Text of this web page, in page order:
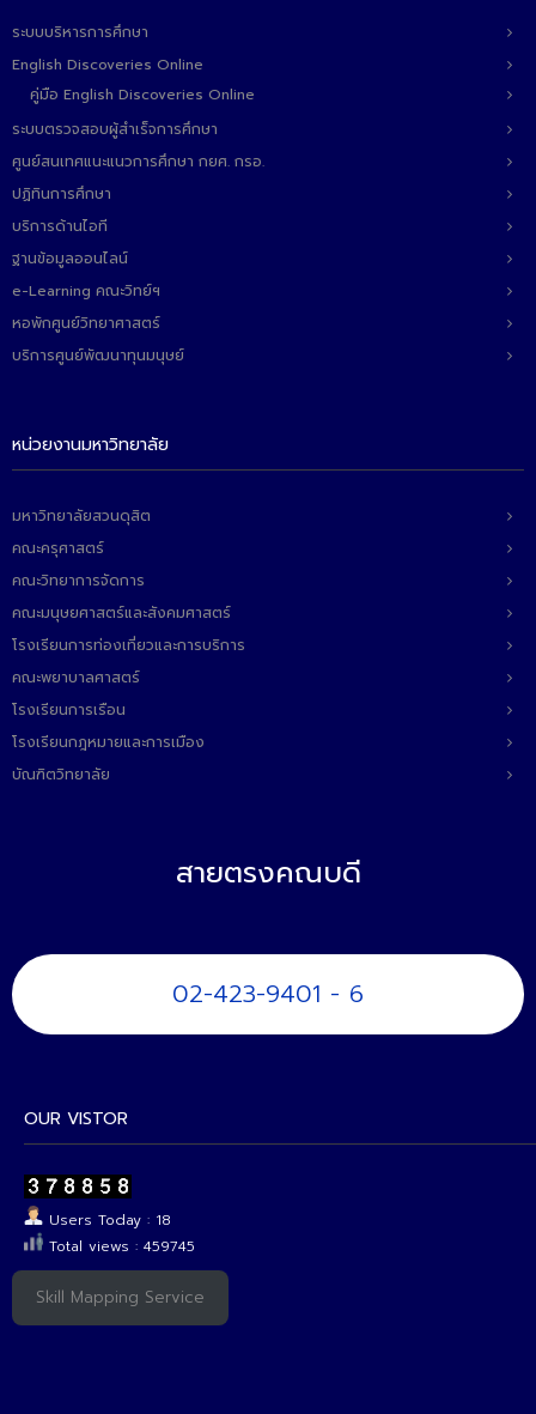
ระบบบริหารการศึกษา
English Discoveries Online
คู่มือ English Discoveries Online
ระบบตรวจสอบผู้สำเร็จการศึกษา
ศูนย์สนเทศแนะแนวการศึกษา กยศ. กรอ.
ปฏิทินการศึกษา
บริการด้านไอที
ฐานข้อมูลออนไลน์
e-Learning คณะวิทย์ฯ
หอพักศูนย์วิทยาศาสตร์
บริการศูนย์พัฒนาทุนมนุษย์
หน่วยงานมหาวิทยาลัย
มหาวิทยาลัยสวนดุสิต
คณะครุศาสตร์
คณะวิทยาการจัดการ
คณะมนุษยศาสตร์และสังคมศาสตร์
โรงเรียนการท่องเที่ยวและการบริการ
คณะพยาบาลศาสตร์
โรงเรียนการเรือน
โรงเรียนกฎหมายและการเมือง
บัณฑิตวิทยาลัย
สายตรงคณบดี
02-423-9401 - 6
OUR VISTOR
Users Today : 18
Total views : 459745
Skill Mapping Service